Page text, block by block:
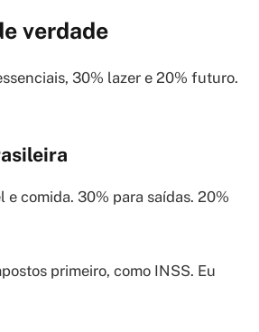
verdade
30% lazer e 20% futuro.
e comida. 30% para saídas. 20%
primeiro, como INSS. Eu